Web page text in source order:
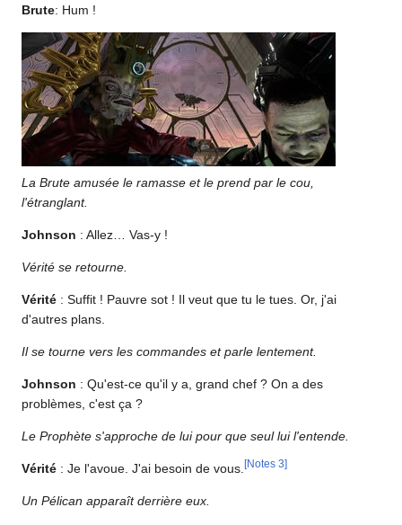
Brute: Hum !
La Brute amusée le ramasse et le prend par le cou,
l'étranglant.
Johnson : Allez… Vas-y !
Vérité se retourne.
Vérité : Suffit ! Pauvre sot ! Il veut que tu le tues. Or, j'ai
d'autres plans.
Il se tourne vers les commandes et parle lentement.
Johnson : Qu'est-ce qu'il y a, grand chef ? On a des
problèmes, c'est ça ?
Le Prophète s'approche de lui pour que seul lui l'entende.
Vérité : Je l'avoue. J'ai besoin de vous. [Notes 3]
Un Pélican apparaît derrière eux.